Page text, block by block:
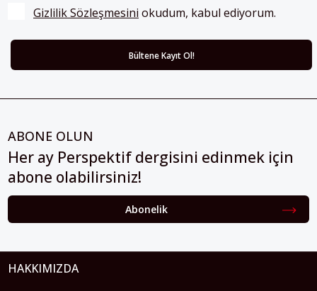
Gizlilik Sözleşmesini okudum, kabul ediyorum.
ABONE OLUN
Her ay Perspektif dergisini edinmek için
abone olabilirsiniz!
Abonelik
HAKKIMIZDA